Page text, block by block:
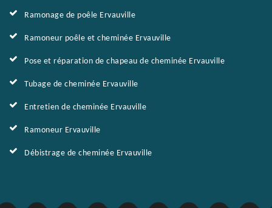
Ramonage de poêle Ervauville
Ramoneur poêle et cheminée Ervauville
Pose et réparation de chapeau de cheminée Ervauville
Tubage de cheminée Ervauville
Entretien de cheminée Ervauville
Ramoneur Ervauville
Débistrage de cheminée Ervauville